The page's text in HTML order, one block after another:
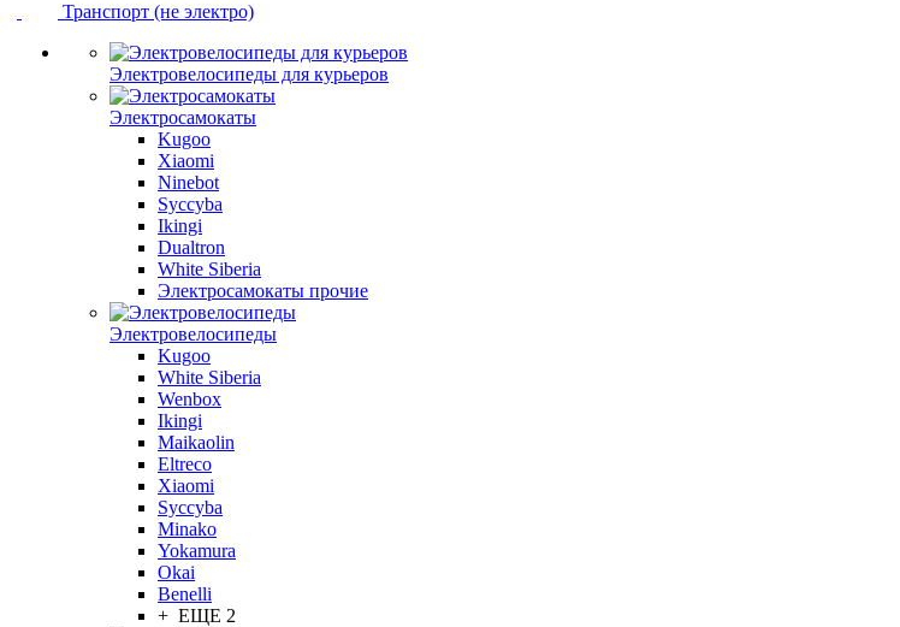
Транспорт (не электро)
Электровелосипеды для курьеров
Электросамокаты
Kugoo
Xiaomi
Ninebot
Syccyba
Ikingi
Dualtron
White Siberia
Электросамокаты прочие
Электровелосипеды
Kugoo
White Siberia
Wenbox
Ikingi
Maikaolin
Eltreco
Xiaomi
Syccyba
Minako
Yokamura
Okai
Benelli
+ ЕЩЕ 2